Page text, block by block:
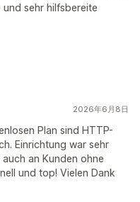
sehr hilfsbereite
2026年6月8日
Plan sind HTTP-
Einrichtung war sehr
an Kunden ohne
und top! Vielen Dank